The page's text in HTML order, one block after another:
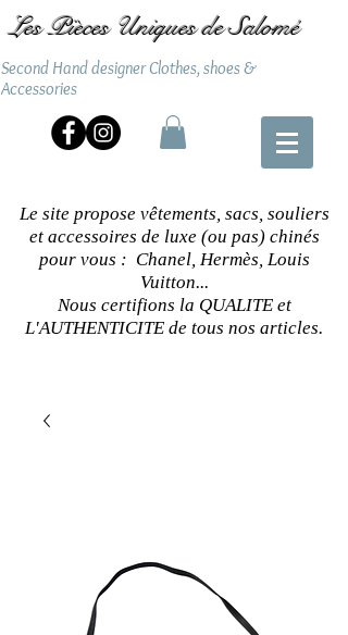
Les Pièces Uniques de Salomé
Second Hand designer Clothes, shoes &
Accessories
Le site propose vêtements, sacs, souliers
et accessoires de luxe (ou pas) chinés
pour vous : Chanel, Hermès, Louis
Vuitton...
Nous certifions la QUALITE et
L'AUTHENTICITE de tous nos articles.